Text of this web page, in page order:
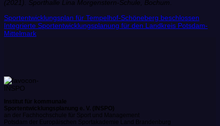
(2021). Sporthalle Lina Morgenstern-Schule, Bochum.
Sportentwicklungsplan für Tempelhof-Schöneberg beschlossen
Integrierte Sportentwicklungsplanung für den Landkreis Potsdam-
Mittelmark
Institut für kommunale
Sportentwicklungsplanung e. V. (INSPO)
an der Fachhochschule für Sport und Management
Potsdam der Europäischen Sportakademie Land Brandenburg